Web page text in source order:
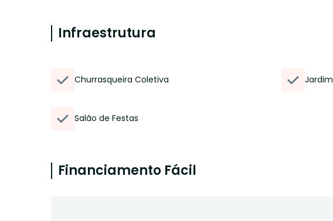
Infraestrutura
Churrasqueira Coletiva Jardim
Salão de Festas
Financiamento Fácil